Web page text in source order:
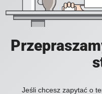
Jeśli chcesz zapytać o